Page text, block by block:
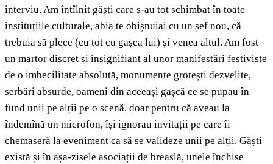
interviu. Am întîlnit găști care s-au tot schimbat în toate
instituțiile culturale, abia te obișnuiai cu un șef nou, că
trebuia să plece (cu tot cu gașca lui) și venea altul. Am fost
un martor discret și insignifiant al unor manifestări festiviste
de o imbecilitate absolută, monumente grotești dezvelite,
serbări absurde, oameni din aceeași gașcă ce se pupau în
fund unii pe alții pe o scenă, doar pentru că aveau la
îndemînă un microfon, își ignorau invitații pe care îi
chemaseră la eveniment ca să se valideze unii pe alții. Găști
există și în așa-zisele asociații de breaslă, unele închise